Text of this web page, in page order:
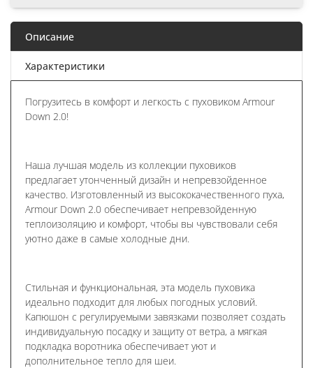
Описание
Характеристики
Погрузитесь в комфорт и легкость с пуховиком Armour
Down 2.0!
Наша лучшая модель из коллекции пуховиков
предлагает утонченный дизайн и непревзойденное
качество. Изготовленный из высококачественного пуха,
Armour Down 2.0 обеспечивает непревзойденную
теплоизоляцию и комфорт, чтобы вы чувствовали себя
уютно даже в самые холодные дни.
Стильная и функциональная, эта модель пуховика
идеально подходит для любых погодных условий.
Капюшон с регулируемыми завязками позволяет создать
индивидуальную посадку и защиту от ветра, а мягкая
подкладка воротника обеспечивает уют и
дополнительное тепло для шеи.